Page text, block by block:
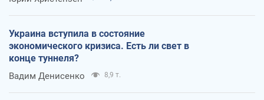
Украина вступила в состояние
экономического кризиса. Есть ли свет в
конце туннеля?
Вадим Денисенко 8,9 т.